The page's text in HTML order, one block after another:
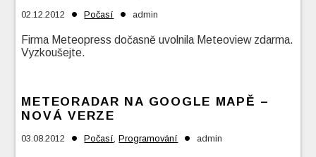
02.12.2012 • Počasí • admin
Firma Meteopress dočasně uvolnila Meteoview zdarma.
Vyzkoušejte.
METEORADAR NA GOOGLE MAPĚ –
NOVÁ VERZE
03.08.2012 • Počasí,Programování • admin